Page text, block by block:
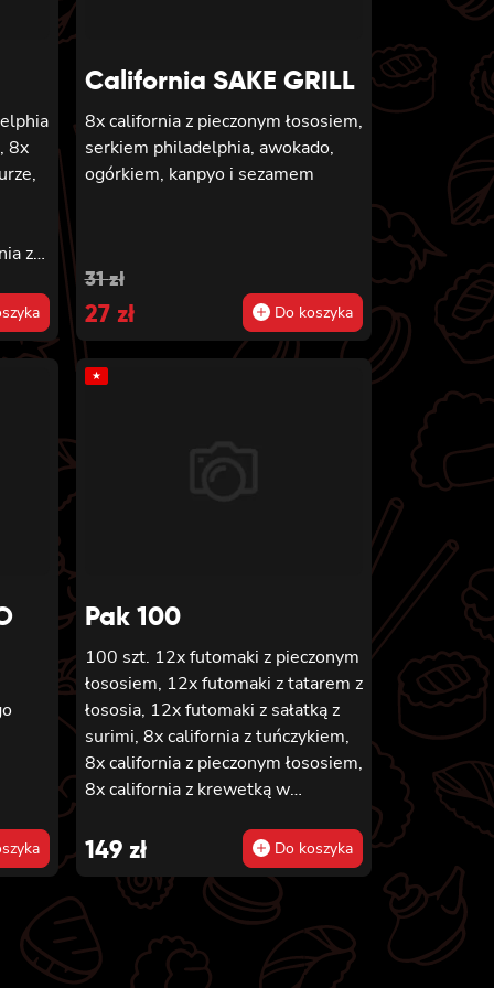
8x
z
California SAKE GRILL
8x california z pieczonym łososiem,
serkiem philadelphia, awokado,
ogórkiem, kanpyo i sezamem
31zł
Original
price
was:
31 zł.
27 zł
Current
price
is:
27 zł.
Do koszyka
★
Pak 100
100 szt. 12x futomaki z pieczonym
łososiem, 12x futomaki z tatarem z
łososia, 12x futomaki z sałatką z
surimi, 8x california z tuńczykiem,
8x california z pieczonym łososiem,
8x california z krewetką w
maki z oshinko, 8x maki z surimi,
8x maki z łososiem, 8x maki z
kanpyo
149 zł Do koszyka